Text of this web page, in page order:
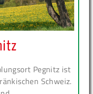
Pegnitz ist
Schweiz.